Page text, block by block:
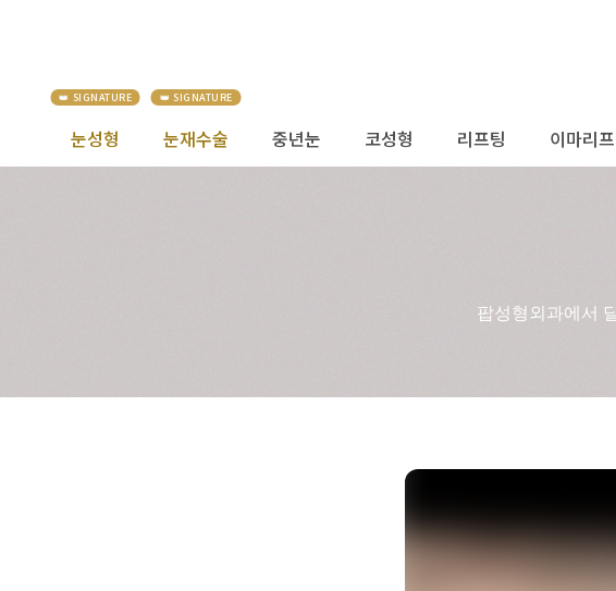
눈성형 눈재수술 중년눈 코성형 리프팅 이마리
팝성형외과에서